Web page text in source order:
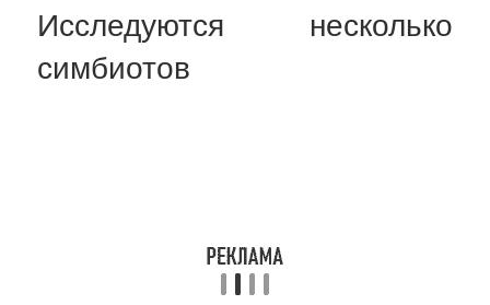
Исследуются несколько
симбиотов